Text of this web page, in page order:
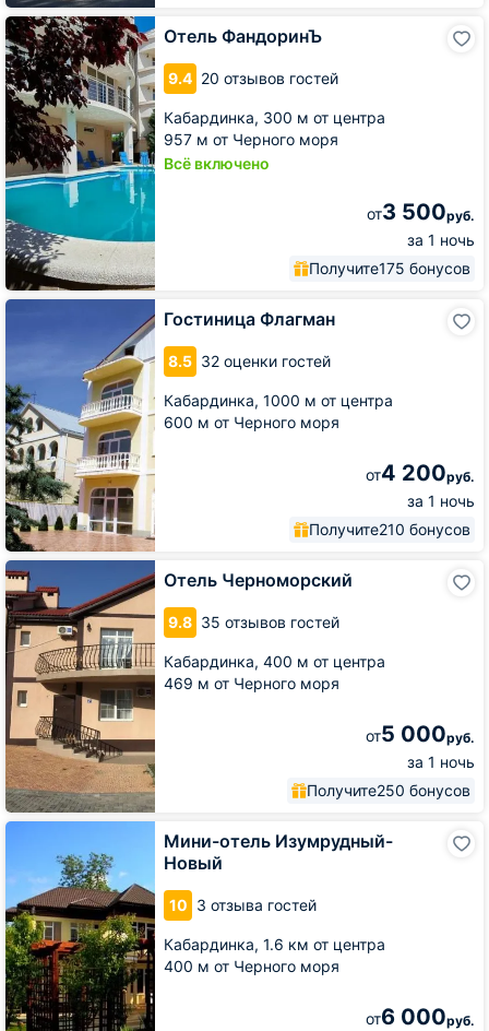
Отель ФандоринЪ
9.4 20 отзывов гостей
Кабардинка, 300 м от центра
957 м от Черного моря
Всё включено
от3 500руб.
за 1 ночь
Получите175 бонусов
Отель
ФандоринЪ
Гостиница Флагман
8.5 32 оценки гостей
Кабардинка, 1000 м от центра
600 м от Черного моря
от4 200руб.
за 1 ночь
Получите210 бонусов
Гостиница
Отель Черноморский
9.8 35 отзывов гостей
Кабардинка, 400 м от центра
469 м от Черного моря
от5 000руб.
за 1 ночь
Получите250 бонусов
Отель
Черноморский
Мини-отель Изумрудный-
Новый
10 3 отзыва гостей
Кабардинка, 1.6 км от центра
400 м от Черного моря
от6 000руб.
Мини-
Изумрудный-
Новый